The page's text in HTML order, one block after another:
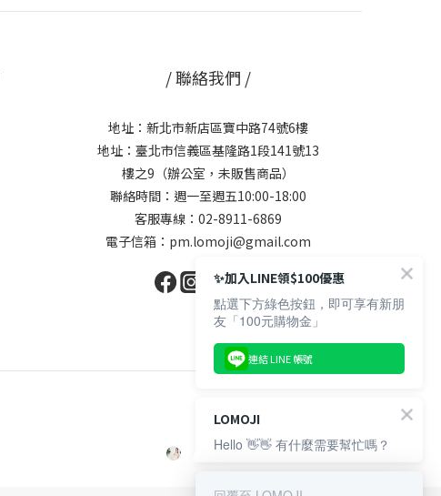
/ 聯絡我們 /
地址：新北市新店區寶中路74號6樓
地址：臺北市信義區基隆路1段141號13
樓之9（辦公室，未販售商品）
聯絡時間：週一至週五10:00-18:00
客服專線：02-8911-6869
電子信箱：pm.lomoji@gmail.com
✨加入LINE領$100優惠
點選下方綠色按鈕，即可享有新朋
友「100元購物金」
連結 LINE 帳號
LOMOJI
Hello 👋👋 有什麼需要幫忙嗎？